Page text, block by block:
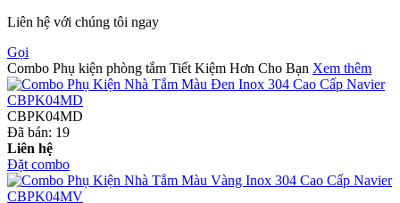
Liên hệ với chúng tôi ngay
Gọi
Combo Phụ kiện phòng tắm Tiết Kiệm Hơn Cho Bạn Xem thêm
CBPK04MD
Đã bán: 19
Liên hệ
Đặt combo